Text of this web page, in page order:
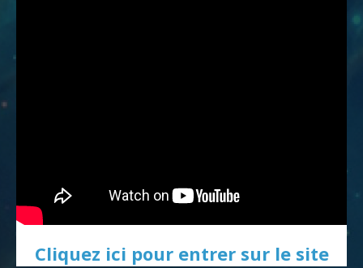
Cliquez ici pour entrer sur le site